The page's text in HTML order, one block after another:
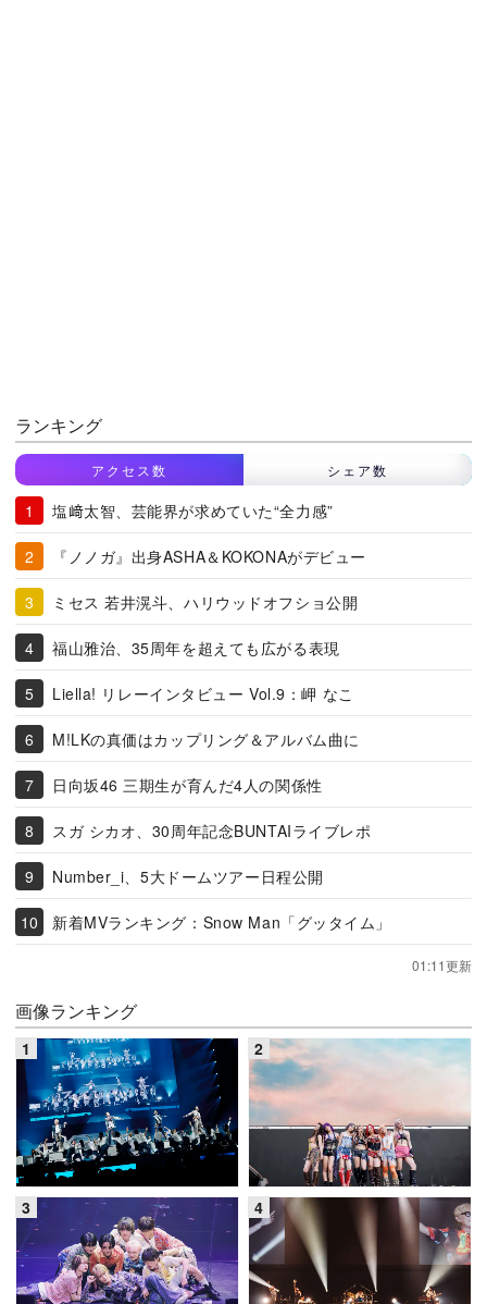
ランキング
アクセス数 シェア数
塩﨑太智、芸能界が求めていた“全力感”
『ノノガ』出身ASHA＆KOKONAがデビュー
ミセス 若井滉斗、ハリウッドオフショ公開
福山雅治、35周年を超えても広がる表現
Liella! リレーインタビュー Vol.9：岬 なこ
M!LKの真価はカップリング＆アルバム曲に
日向坂46 三期生が育んだ4人の関係性
スガ シカオ、30周年記念BUNTAIライブレポ
Number_i、5大ドームツアー日程公開
新着MVランキング：Snow Man「グッタイム」
01:11更新
画像ランキング